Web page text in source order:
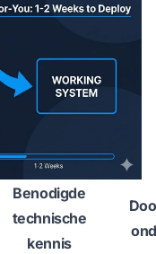
Benodigde
technische
kennis